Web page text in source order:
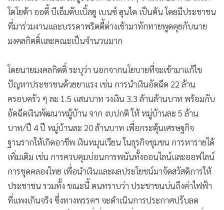
โตโยต้า ออดี้ บีเอ็มดับเบิ้ลยู เบนซ์ ฮุนได เป็นต้น โดยมีประชาชน
ที่มาร่วมงานและบรรดาพริตตี้ต่างเข้ามาทักทายพูดคุยกับนาย
มงคลกิตติ์และคณะเป็นจำนวนมาก
โดยนายมงคลกิตติ์ ระบุว่า นอกจากนโยบายที่จะเข้ามาแก้ไข
ปัญหาประชาชนด้วยยาแรง เช่น การนำเงินอัดฉีด 22 ล้าน
ครอบครัว ๆ ละ 1.5 แสนบาท วงเงิน 3.3 ล้านล้านบาท พร้อมกับ
อัดฉีดเงินพัฒนาหมู้บ้าน จาก งบปกติ ให้ หมู่บ้านละ 5 ล้าน
บาท/ปี 4 ปี หมู่บ้านละ 20 ล้านบาท เพื่อกระตุ้นเศรษฐกิจ
ฐานรากให้เกิดอาชีพ เงินหมุนเวียน ในธุรกิจชุมชน การหารายได้
เพิ่มเติม เช่น การควบคุมบ่อนการพนันทั้งออนไลน์และออฟไลน์
การขุดคลองไทย เพื่อนำเงินและผลประโยชน์มาจัดสวัสดิการให้
ประชาชน รวมทั้ง ขณะนี้ ตนทราบว่า ประชาชนบ่นถึงค่าไฟฟ้า
ที่แพงเกินจริง ซึ่งทางพรรคฯ จะดำเนินการประกาศปรับลด